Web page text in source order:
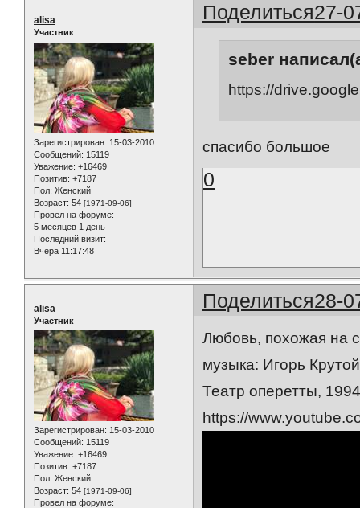
Поделиться27-
alisa
Участник
Зарегистрирован: 15-03-2010
Сообщений: 15119
Уважение: +16469
Позитив: +7187
Пол: Женский
Возраст: 54 [1971-09-06]
Провел на форуме:
5 месяцев 1 день
Последний визит:
Вчера 11:17:48
seber
https://
спасибо большое
0
Поделиться28-
alisa
Участник
Зарегистрирован: 15-03-2010
Сообщений: 15119
Уважение: +16469
Позитив: +7187
Пол: Женский
Возраст: 54 [1971-09-06]
Провел на форуме:
Любовь, похожая на
музыка: Игорь
Театр оперетты,
https://